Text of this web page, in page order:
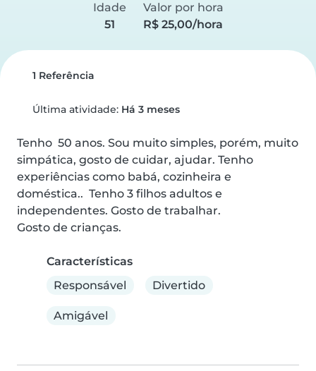
Idade
51
Valor por hora
R$ 25,00/hora
1 Referência
Última atividade: Há 3 meses
Tenho  50 anos. Sou muito simples, porém, muito
simpática, gosto de cuidar, ajudar. Tenho
experiências como babá, cozinheira e
doméstica..  Tenho 3 filhos adultos e
independentes. Gosto de trabalhar.
Gosto de crianças.
Características
Responsável
Divertido
Amigável